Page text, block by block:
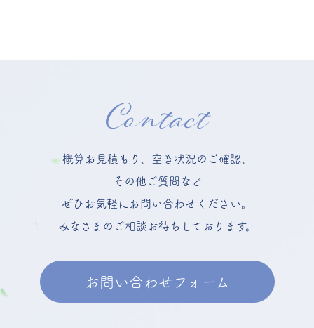
Contact
概算お見積もり、空き状況のご確認、
その他ご質問など
ぜひお気軽にお問い合わせください。
みなさまのご相談お待ちしております。
お問い合わせフォーム